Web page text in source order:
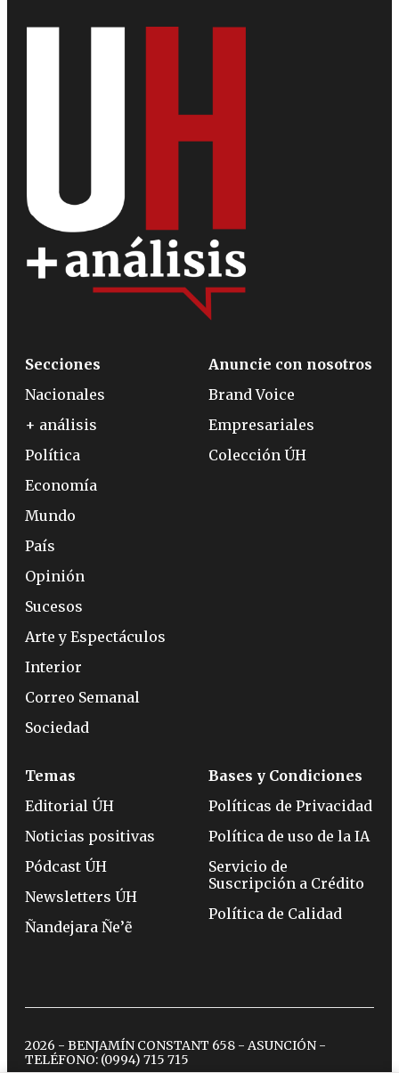
Secciones
Nacionales
+ análisis
Política
Economía
Mundo
País
Opinión
Sucesos
Arte y Espectáculos
Interior
Correo Semanal
Sociedad
Anuncie con nosotros
Brand Voice
Empresariales
Colección ÚH
Temas
Editorial ÚH
Noticias positivas
Pódcast ÚH
Newsletters ÚH
Ñandejara Ñe’ẽ
Bases y Condiciones
Políticas de Privacidad
Política de uso de la IA
Servicio de
Suscripción a Crédito
Política de Calidad
2026 - BENJAMÍN CONSTANT 658 - ASUNCIÓN -
TELÉFONO: (0994) 715 715